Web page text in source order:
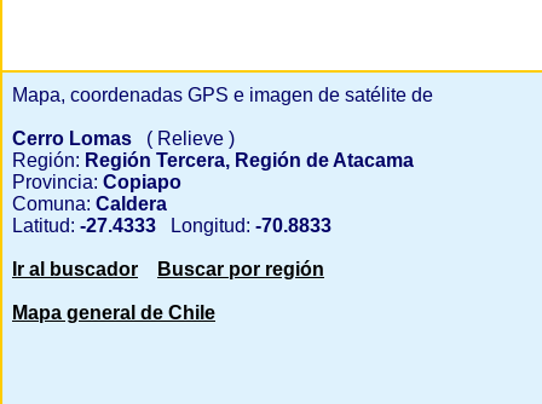
Mapa, coordenadas GPS e imagen de satélite de
Cerro Lomas
( Relieve )
Región: Región Tercera, Región de Atacama
Provincia: Copiapo
Comuna: Caldera
Latitud: -27.4333 Longitud: -70.8833
Ir al buscador Buscar por región
Mapa general de Chile